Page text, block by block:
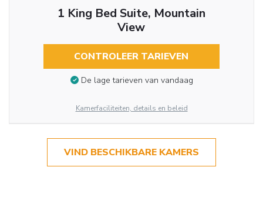
1 King Bed Suite, Mountain
View
CONTROLEER TARIEVEN
De lage tarieven van vandaag
Kamerfaciliteiten, details en beleid
VIND BESCHIKBARE KAMERS